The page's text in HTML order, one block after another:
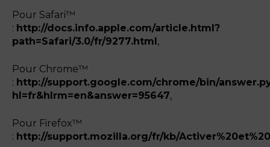
Pour Safari™
: http://docs.info.apple.com/article.html?
path=Safari/3.0/fr/9277.html,
Pour Chrome™
: http://support.google.com/chrome/bin/
hl=fr&hlrm=en&answer=95647,
Pour Firefox™
: http://support.mozilla.org/fr/kb/